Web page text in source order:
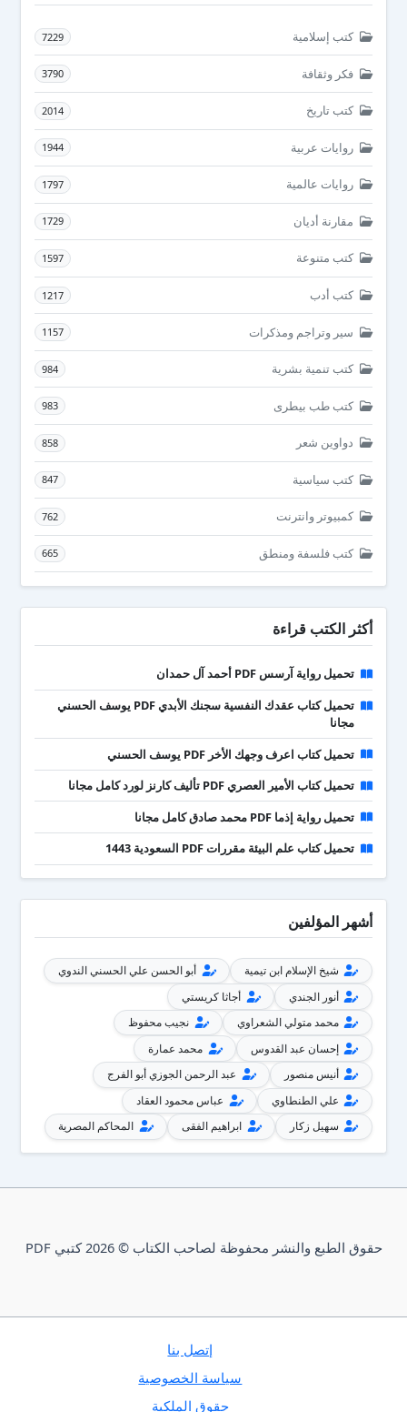
كتب إسلامية 7229
فكر وثقافة 3790
كتب تاريخ 2014
روايات عربية 1944
روايات عالمية 1797
مقارنة أديان 1729
كتب متنوعة 1597
كتب أدب 1217
سير وتراجم ومذكرات 1157
كتب تنمية بشرية 984
كتب طب بيطرى 983
دواوين شعر 858
كتب سياسية 847
كمبيوتر وانترنت 762
كتب فلسفة ومنطق 665
أكثر الكتب قراءة
تحميل رواية آرسس PDF أحمد آل حمدان
تحميل كتاب عقدك النفسية سجنك الأبدي PDF يوسف الحسني
مجانا
تحميل كتاب اعرف وجهك الأخر PDF يوسف الحسني
تحميل كتاب الأمير العصري PDF تأليف كارنز لورد كامل مجانا
تحميل رواية إذما PDF محمد صادق كامل مجانا
تحميل كتاب علم البيئة مقررات PDF السعودية 1443
أشهر المؤلفين
شيخ الإسلام ابن تيمية
أبو الحسن علي الحسني الندوي
أنور الجندي
أجاثا كريستي
محمد متولي الشعراوي
نجيب محفوظ
إحسان عبد القدوس
محمد عمارة
أنيس منصور
عبد الرحمن الجوزي أبو الفرج
علي الطنطاوي
عباس محمود العقاد
سهيل زكار
ابراهيم الفقى المحاكم المصرية
حقوق الطبع والنشر محفوظة لصاحب الكتاب © 2026 كتبي PDF
إتصل بنا
سياسة الخصوصية
حقوق الملكية